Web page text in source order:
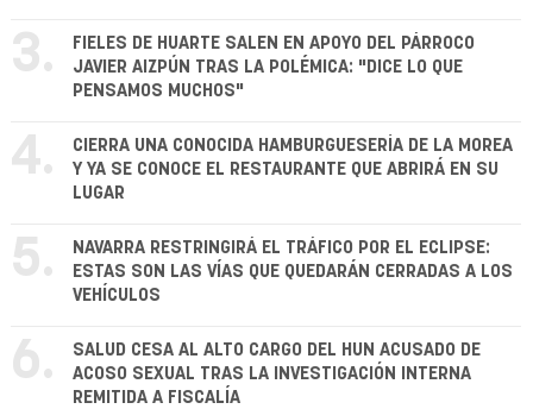
3.
FIELES DE HUARTE SALEN EN APOYO DEL PÁRROCO
JAVIER AIZPÚN TRAS LA POLÉMICA: "DICE LO QUE
PENSAMOS MUCHOS"
4.
CIERRA UNA CONOCIDA HAMBURGUESERÍA DE LA MOREA
Y YA SE CONOCE EL RESTAURANTE QUE ABRIRÁ EN SU
LUGAR
5.
NAVARRA RESTRINGIRÁ EL TRÁFICO POR EL ECLIPSE:
ESTAS SON LAS VÍAS QUE QUEDARÁN CERRADAS A LOS
VEHÍCULOS
6.
SALUD CESA AL ALTO CARGO DEL HUN ACUSADO DE
ACOSO SEXUAL TRAS LA INVESTIGACIÓN INTERNA
REMITIDA A FISCALÍA